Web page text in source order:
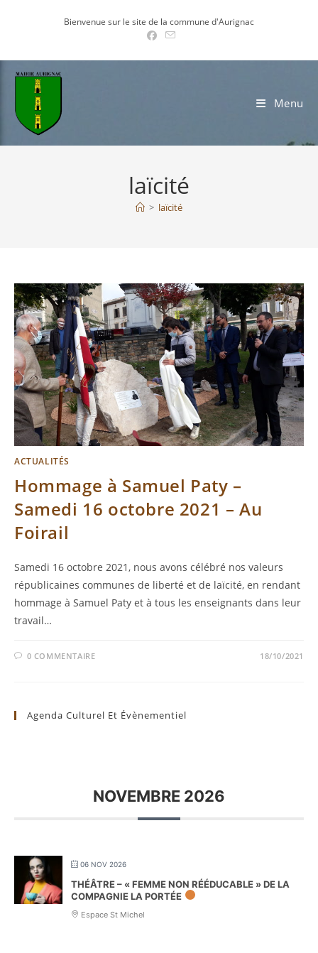
Bienvenue sur le site de la commune d'Aurignac
Menu
laïcité
> laïcité
ACTUALITÉS
Hommage à Samuel Paty –
Samedi 16 octobre 2021 – Au
Foirail
Samedi 16 octobre 2021, nous avons célébré nos valeurs
républicaines communes de liberté et de laïcité, en rendant
hommage à Samuel Paty et à tous les enseignants dans leur
travail…
0 COMMENTAIRE 18/10/2021
Agenda Culturel Et Évènementiel
NOVEMBRE 2026
06 NOV 2026
THÉÂTRE – « FEMME NON RÉÉDUCABLE » DE LA
COMPAGNIE LA PORTÉE
Espace St Michel